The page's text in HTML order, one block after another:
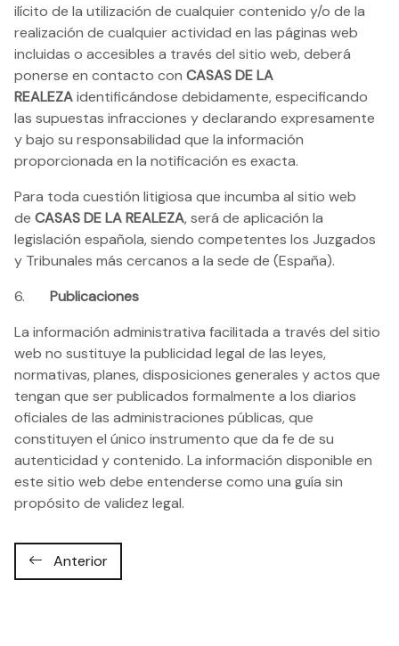
ilícito de la utilización de cualquier contenido y/o de la
realización de cualquier actividad en las páginas web
incluidas o accesibles a través del sitio web, deberá
ponerse en contacto con CASAS DE LA
REALEZAidentificándose debidamente, especificando
las supuestas infracciones y declarando expresamente
y bajo su responsabilidad que la información
proporcionada en la notificación es exacta.
Para toda cuestión litigiosa que incumba al sitio web
de CASAS DE LA REALEZA, será de aplicación la
legislación española, siendo competentes los Juzgados
y Tribunales más cercanos a la sede de (España).
6. Publicaciones
La información administrativa facilitada a través del sitio
web no sustituye la publicidad legal de las leyes,
normativas, planes, disposiciones generales y actos que
tengan que ser publicados formalmente a los diarios
oficiales de las administraciones públicas, que
constituyen el único instrumento que da fe de su
autenticidad y contenido. La información disponible en
este sitio web debe entenderse como una guía sin
propósito de validez legal.
Anterior